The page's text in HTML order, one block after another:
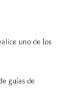
uno de los
guías de